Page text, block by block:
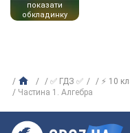
показати
обкладинку
✅ ГДЗ ✅ ⚡ 10
Частина 1. Алгебра